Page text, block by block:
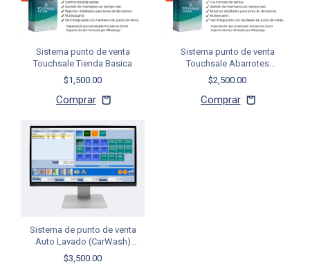
Sistema punto de venta
Touchsale Tienda Basica
$1,500.00
Sistema punto de venta
Touchsale Abarrotes
Profesional
$2,500.00
Sistema de punto de venta
Auto Lavado (CarWash)
Touchsale versión Profesional
$3,500.00